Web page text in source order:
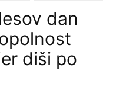
dan
diši po